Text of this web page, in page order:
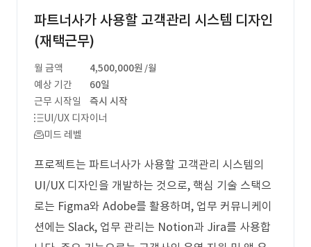
파트너사가 사용할 고객관리 시스템 디자인
(재택근무)
월 금액 4,500,000원 /월
예상 기간
60일
근무 시작일
즉시 시작
UI/UX 디자이너
미드 레벨
프로젝트는 파트너사가 사용할 고객관리 시스템의
UI/UX 디자인을 개발하는 것으로, 핵심 기술 스택으
로는 Figma와 Adobe를 활용하며, 업무 커뮤니케이
션에는 Slack, 업무 관리는 Notion과 Jira를 사용합